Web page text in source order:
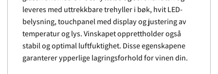
leveres med uttrekkbare trehyller i bøk, hvit LED-
belysning, touchpanel med display og justering av
temperatur og lys. Vinskapet opprettholder også
stabil og optimal luftfuktighet. Disse egenskapene
garanterer ypperlige lagringsforhold for vinen din.